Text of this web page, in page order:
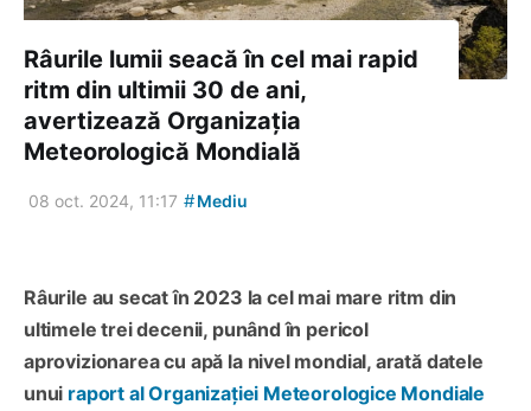
Râurile lumii seacă în cel mai rapid
ritm din ultimii 30 de ani,
avertizează Organizația
Meteorologică Mondială
08 oct. 2024, 11:17 #Mediu
Râurile au secat în 2023 la cel mai mare ritm din
ultimele trei decenii, punând în pericol
aprovizionarea cu apă la nivel mondial, arată datele
unui raport al Organizației Meteorologice Mondiale